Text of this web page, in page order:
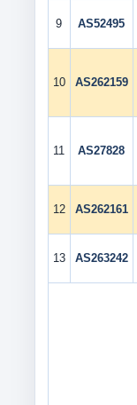
9 AS52495
10 AS262159
11 AS27828
12 AS262161
13 AS263242